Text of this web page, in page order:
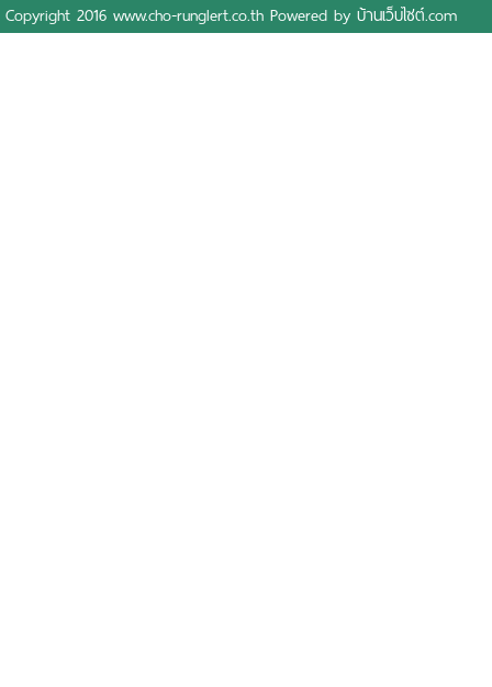
Copyright 2016 www.cho-runglert.co.th Powered by บ้านเว็บไซต์.com